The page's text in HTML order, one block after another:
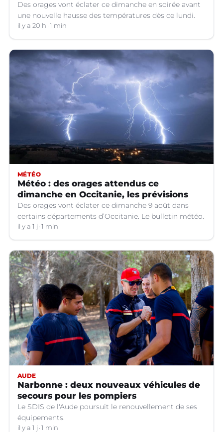
Des orages vont éclater ce dimanche en soirée avant
une nouvelle hausse des températures dès ce lundi.
il y a 20 h 1 min
MÉTÉO
Météo : des orages attendus ce
dimanche en Occitanie, les prévisions
Des orages vont éclater ce dimanche 9 août dans
certains départements d’Occitanie. Le bulletin météo.
il y a 1 j 1 min
AUDE
Narbonne : deux nouveaux véhicules de
secours pour les pompiers
Le SDIS de l'Aude poursuit le renouvellement de ses
équipements.
il y a 1 j 1 min